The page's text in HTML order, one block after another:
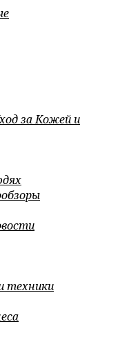
за Кожей и
техники